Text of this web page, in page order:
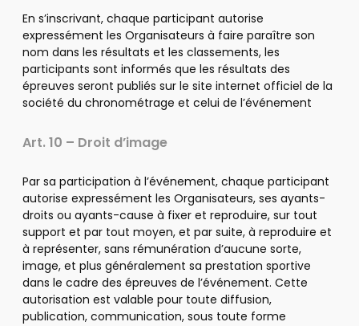
En s’inscrivant, chaque participant autorise
expressément les Organisateurs à faire paraître son
nom dans les résultats et les classements, les
participants sont informés que les résultats des
épreuves seront publiés sur le site internet officiel de la
société du chronométrage et celui de l’événement
Art. 10 – Droit d’image
Par sa participation à l’événement, chaque participant
autorise expressément les Organisateurs, ses ayants-
droits ou ayants-cause à fixer et reproduire, sur tout
support et par tout moyen, et par suite, à reproduire et
à représenter, sans rémunération d’aucune sorte,
image, et plus généralement sa prestation sportive
dans le cadre des épreuves de l’événement. Cette
autorisation est valable pour toute diffusion,
publication, communication, sous toute forme